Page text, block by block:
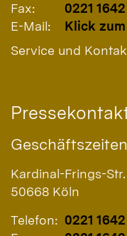
Fax:
0221
E-Mail:
Klick
Service und
Geschäftszeiten
Kardinal-Frings-Str.
50668 Köln
Telefon: 0221